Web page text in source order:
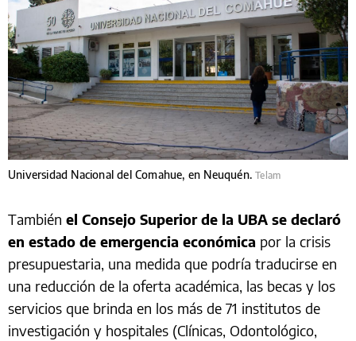
Universidad Nacional del Comahue, en Neuquén.Telam
También el Consejo Superior de la UBA se declaró
en estado de emergencia económica por la crisis
presupuestaria, una medida que podría traducirse en
una reducción de la oferta académica, las becas y los
servicios que brinda en los más de 71 institutos de
investigación y hospitales (Clínicas, Odontológico,